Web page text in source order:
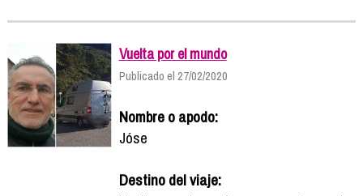
Vuelta por el mundo
Publicado el 27/02/2020
Nombre o apodo:
Jóse
Destino del viaje: